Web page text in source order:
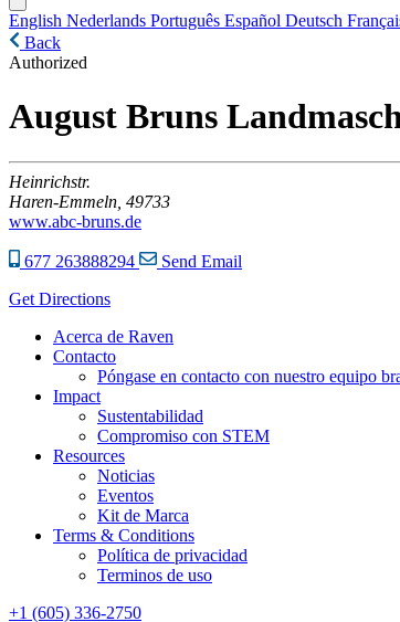
English Nederlands Português Español Deutsch
Back
Authorized
August Bruns
Heinrichstr.
Haren-Emmeln, 49733
www.abc-bruns.de
677 263888294
Send Email
Get Directions
Acerca de Raven
Contacto
Póngase en contacto con nuestro equipo
Impact
Sustentabilidad
Compromiso con STEM
Resources
Noticias
Eventos
Kit de Marca
Terms & Conditions
Política de privacidad
Terminos de uso
+1 (605) 336-2750